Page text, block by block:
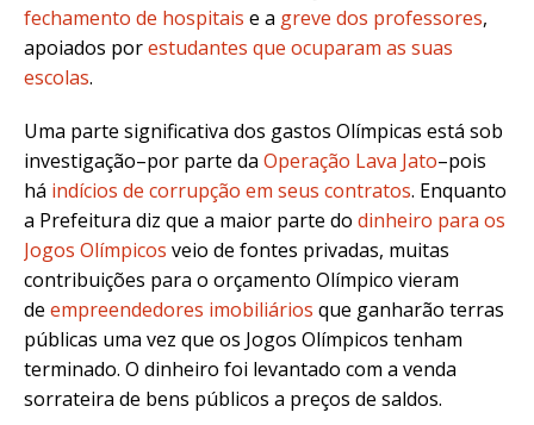
fechamento de hospitais e a greve dos professores,
apoiados porestudantes que ocuparam as suas
escolas.
Uma parte significativa dos gastos Olímpicas está sob
investigação–por parte da Operação Lava Jato–pois
há indícios de corrupção em seus contratos. Enquanto
a Prefeitura diz que a maior parte do dinheiro para os
Jogos Olímpicos veio de fontes privadas, muitas
contribuições para o orçamento Olímpico vieram
de empreendedores imobiliários que ganharão terras
públicas uma vez que os Jogos Olímpicos tenham
terminado. O dinheiro foi levantado com a venda
sorrateira de bens públicos a preços de saldos.